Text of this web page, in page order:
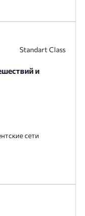
Standart Class
и
сети